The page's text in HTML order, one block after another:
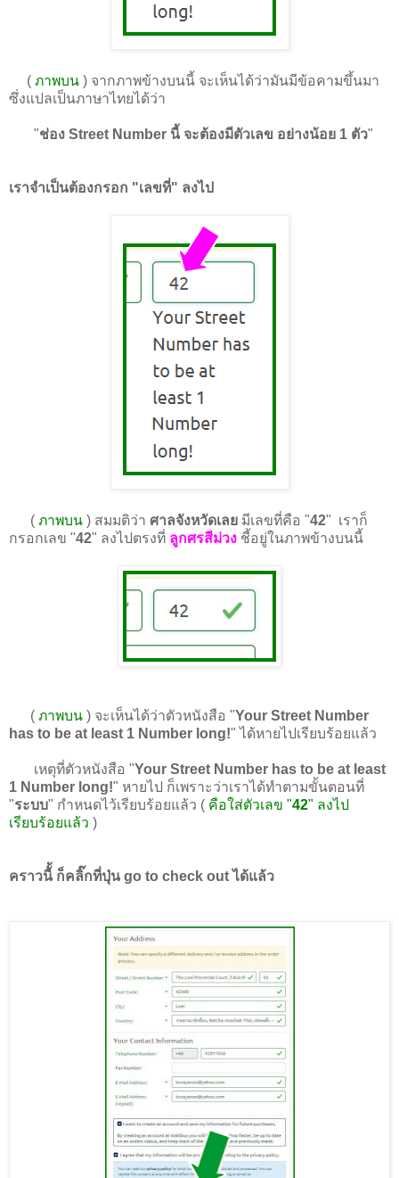
( ภาพบน ) จากภาพข้างบนนี้ จะเห็นได้ว่ามันมีข้อคามขึ้นมา
ซึ่งแปลเป็นภาษาไทยได้ว่า
"ช่อง Street Number นี้ จะต้องมีตัวเลข อย่างน้อย 1 ตัว"
เราจำเป็นต้องกรอก "เลขที่" ลงไป
( ภาพบน ) สมมติว่า ศาลจังหวัดเลย มีเลขที่คือ "42" เราก็
กรอกเลข "42" ลงไปตรงที่ ลูกศรสีม่วง ชี้อยู่ในภาพข้างบนนี้
( ภาพบน ) จะเห็นได้ว่าตัวหนังสือ "Your Street Number
has to be at least 1 Number long!" ได้หายไปเรียบร้อยแล้ว
เหตุที่ตัวหนังสือ "Your Street Number has to be at least
1 Number long!" หายไป ก็เพราะว่าเราได้ทำตามขั้นตอนที่
"ระบบ" กำหนดไว้เรียบร้อยแล้ว ( คือใส่ตัวเลข "42" ลงไป
เรียบร้อยแล้ว )
คราวนีั้ ก็คลิ๊กที่ปุ่น go to check out ได้แล้ว